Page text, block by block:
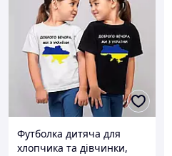
Футболка дитяча для
хлопчика та дівчинки,